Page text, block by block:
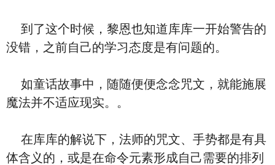
到了这个时候，黎恩也知道库库一开始警告的
没错，之前自己的学习态度是有问题的。
如童话故事中，随随便便念念咒文，就能施展
魔法并不适应现实。。
在库库的解说下，法师的咒文、手势都是有具
体含义的，或是在命令元素形成自己需要的排列